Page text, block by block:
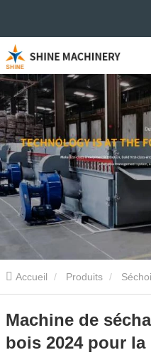
Accueil Produits
de contreplaqué
pour la production de placage
Machine de
bois 2024 pour